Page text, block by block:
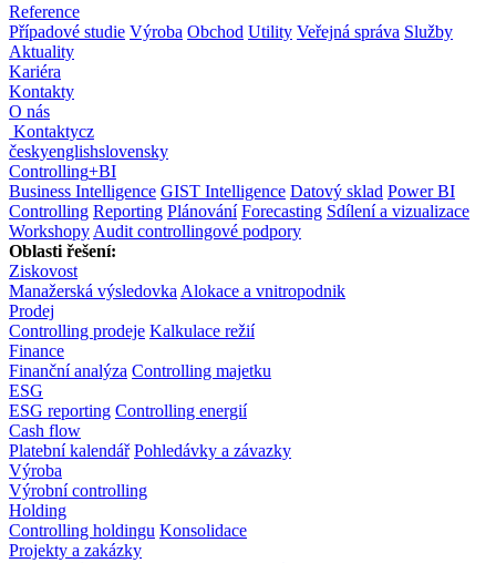
Reference
Případové studie Výroba Obchod Utility Veřejná správa Služby
Aktuality
Kariéra
Kontakty
O nás
Kontaktycz
českyenglishslovensky
Controlling+BI
Business Intelligence GIST Intelligence Datový sklad Power BI
Controlling Reporting Plánování Forecasting Sdílení a vizualizace
Workshopy Audit controllingové podpory
Oblasti řešení:
Ziskovost
Manažerská výsledovka Alokace a vnitropodnik
Prodej
Controlling prodeje Kalkulace režií
Finance
Finanční analýza Controlling majetku
ESG
ESG reporting Controlling energií
Cash flow
Platební kalendář Pohledávky a závazky
Výroba
Výrobní controlling
Holding
Controlling holdingu Konsolidace
Projekty a zakázky